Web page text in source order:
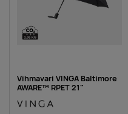
Vihmavari VINGA Baltimore
AWARE™ RPET 21"